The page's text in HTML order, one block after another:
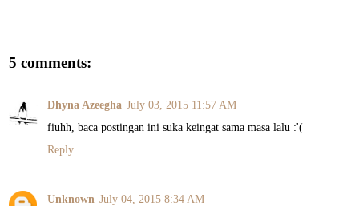
5 comments:
Dhyna Azeegha July 03, 2015 11:57 AM
fiuhh, baca postingan ini suka keingat sama masa lalu :'(
Reply
Unknown July 04, 2015 8:34 AM